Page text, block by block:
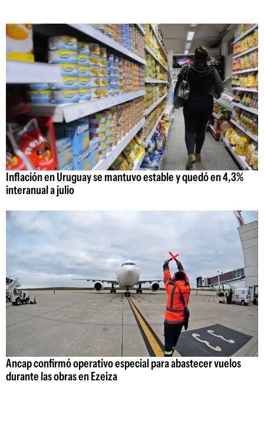
Inflación en Uruguay se mantuvo estable y quedó en 4,3%
interanual a julio
Ancap confirmó operativo especial para abastecer vuelos
durante las obras en Ezeiza